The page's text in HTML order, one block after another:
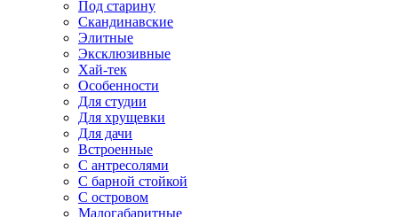
Под старину
Скандинавские
Элитные
Эксклюзивные
Хай-тек
Особенности
Для студии
Для хрущевки
Для дачи
Встроенные
С антресолями
С барной стойкой
С островом
Малогабаритные